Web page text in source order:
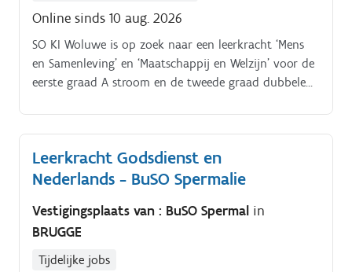
Online sinds 10 aug. 2026
SO KI Woluwe is op zoek naar een leerkracht ‘Mens
en Samenleving’ en ‘Maatschappij en Welzijn’ voor de
eerste graad A stroom en de tweede graad dubbele
autismespectrumstoornis (type 9) Details van de
opdracht. Startdatum: 1 september 2026.
Leerkracht Godsdienst en
Nederlands - BuSO Spermalie
Vestigingsplaats van : BuSO Spermal in
BRUGGE
Tijdelijke jobs